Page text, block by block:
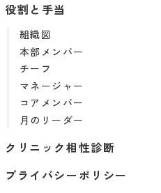
役割と手当
組織図
本部メンバー
チーフ
マネージャー
コアメンバー
月のリーダー
クリニック相性診断
プライバシーポリシー